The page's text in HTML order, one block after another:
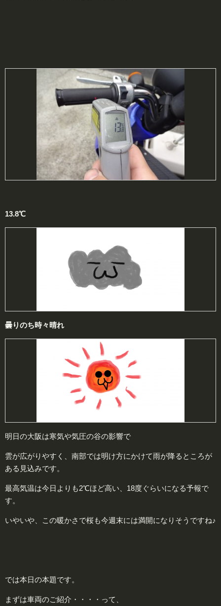
13.8℃
曇りのち時々晴れ
明日の大阪は寒気や気圧の谷の影響で
雲が広がりやすく、南部では明け方にかけて雨が降るところが
ある見込みです。
最高気温は今日よりも2℃ほど高い、18度ぐらいになる予報で
す。
いやいや、この暖かさで桜も今週末には満開になりそうですね♪
では本日の本題です。
まずは車両のご紹介・・・・って、